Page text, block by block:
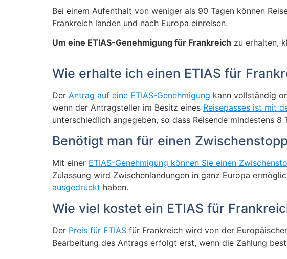
Bei einem Aufenthalt von weniger als 90 Tagen können
Frankreich landen und nach Europa einreisen.
Um eine ETIAS-Genehmigung für Frankreich zu erhalten,
Wie erhalte ich einen ETIAS für
Der Antrag auf eine ETIAS-Genehmigung kann vollständig
wenn der Antragsteller im Besitz eines Reisepasses ist mit
unterschiedlich angegeben, so dass Reisende mindestens
Benötigt man für einen
Mit einer ETIAS-Genehmigung können Sie einen
Zulassung wird Zwischenlandungen in ganz Europa
ausgedruckt haben.
Wie viel kostet ein ETIAS für
Der Preis für ETIAS für Frankreich wird von der
Bearbeitung des Antrags erfolgt erst, wenn die Zahlung